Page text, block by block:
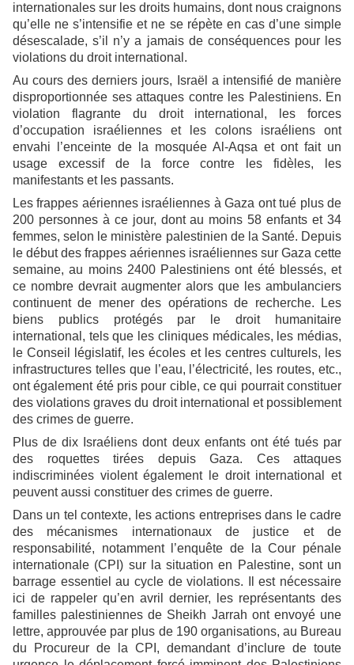
internationales sur les droits humains, dont nous craignons
qu’elle ne s’intensifie et ne se répète en cas d’une simple
désescalade, s’il n’y a jamais de conséquences pour les
violations du droit international.
Au cours des derniers jours, Israël a intensifié de manière
disproportionnée ses attaques contre les Palestiniens. En
violation flagrante du droit international, les forces
d’occupation israéliennes et les colons israéliens ont
envahi l’enceinte de la mosquée Al-Aqsa et ont fait un
usage excessif de la force contre les fidèles, les
manifestants et les passants.
Les frappes aériennes israéliennes à Gaza ont tué plus de
200 personnes à ce jour, dont au moins 58 enfants et 34
femmes, selon le ministère palestinien de la Santé. Depuis
le début des frappes aériennes israéliennes sur Gaza cette
semaine, au moins 2400 Palestiniens ont été blessés, et
ce nombre devrait augmenter alors que les ambulanciers
continuent de mener des opérations de recherche. Les
biens publics protégés par le droit humanitaire
international, tels que les cliniques médicales, les médias,
le Conseil législatif, les écoles et les centres culturels, les
infrastructures telles que l’eau, l’électricité, les routes, etc.,
ont également été pris pour cible, ce qui pourrait constituer
des violations graves du droit international et possiblement
des crimes de guerre.
Plus de dix Israéliens dont deux enfants ont été tués par
des roquettes tirées depuis Gaza. Ces attaques
indiscriminées violent également le droit international et
peuvent aussi constituer des crimes de guerre.
Dans un tel contexte, les actions entreprises dans le cadre
des mécanismes internationaux de justice et de
responsabilité, notamment l’enquête de la Cour pénale
internationale (CPI) sur la situation en Palestine, sont un
barrage essentiel au cycle de violations. Il est nécessaire
ici de rappeler qu’en avril dernier, les représentants des
familles palestiniennes de Sheikh Jarrah ont envoyé une
lettre, approuvée par plus de 190 organisations, au Bureau
du Procureur de la CPI, demandant d’inclure de toute